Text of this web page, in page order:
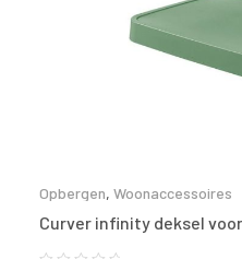
Opbergen, Woonaccessoires
Curver infinity deksel